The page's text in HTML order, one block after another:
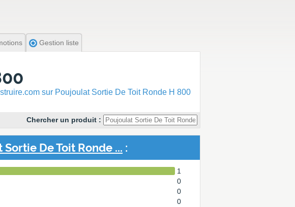
Gestion liste
sur Poujoulat Sortie De Toit Ronde H 800
Chercher un produit :
De Toit Ronde ... :
1
0
0
0